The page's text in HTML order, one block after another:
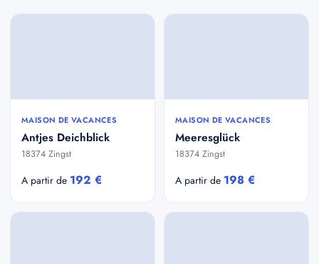
MAISON DE VACANCES
Antjes Deichblick
18374 Zingst
A partir de 192 €
MAISON DE VACANCES
Meeresglück
18374 Zingst
A partir de 198 €